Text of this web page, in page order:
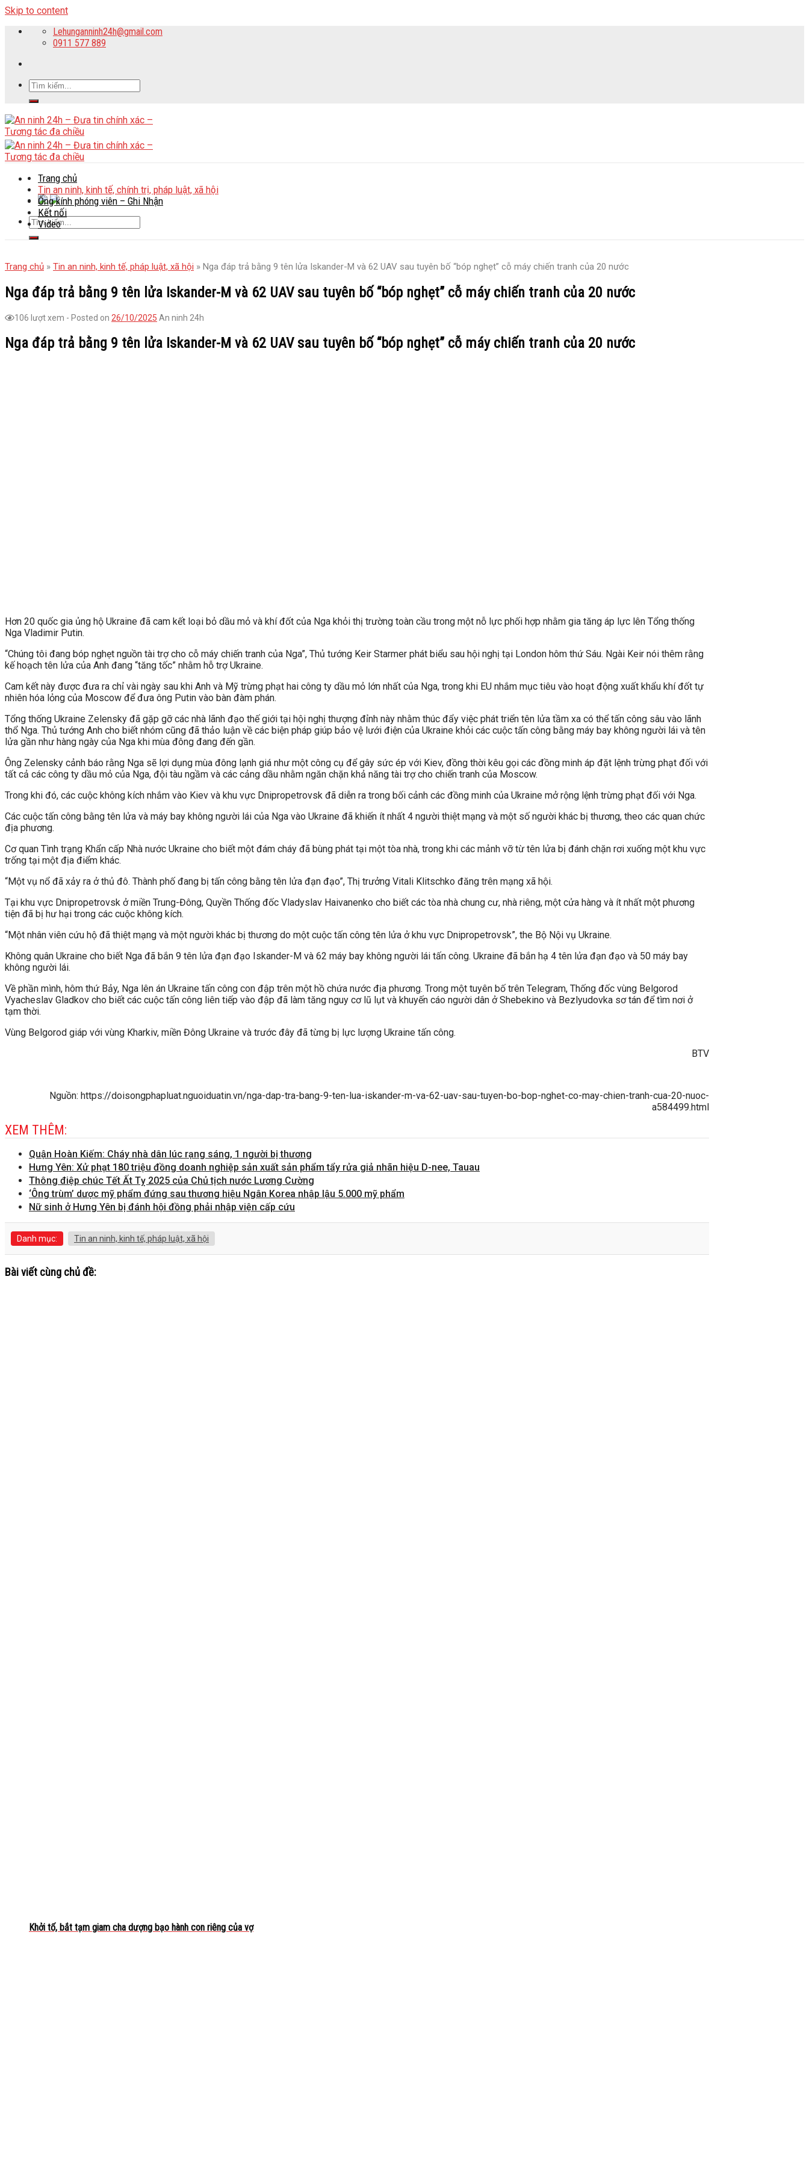
Skip to content
Lehunganninh24h@gmail.com
0911 577 889
Trang chủ
Tin an ninh, kinh tế, chính trị, pháp luật, xã hội
Ống kính phóng viên – Ghi Nhận
Kết nối
Video
Trang chủ » Tin an ninh, kinh tế, pháp luật, xã hội » Nga đáp trả bằng 9 tên lửa Iskander-M và 62 UAV sau tuyên bố “bóp nghẹt” cỗ máy chiến tranh của 20 nước
Nga đáp trả bằng 9 tên lửa Iskander-M và 62 UAV sau tuyên bố “bóp nghẹt” cỗ máy chiến tranh của 20 nước
106 lượt xem - Posted on 26/10/2025 An ninh 24h
Nga đáp trả bằng 9 tên lửa Iskander-M và 62 UAV sau tuyên bố “bóp nghẹt” cỗ máy chiến tranh của 20 nước
Hơn 20 quốc gia ủng hộ Ukraine đã cam kết loại bỏ dầu mỏ và khí đốt của Nga khỏi thị trường toàn cầu trong một nỗ lực phối hợp nhằm gia tăng áp lực lên Tổng thống
Nga Vladimir Putin.
“Chúng tôi đang bóp nghẹt nguồn tài trợ cho cỗ máy chiến tranh của Nga”, Thủ tướng Keir Starmer phát biểu sau hội nghị tại London hôm thứ Sáu. Ngài Keir nói thêm rằng
kế hoạch tên lửa của Anh đang “tăng tốc” nhằm hỗ trợ Ukraine.
Cam kết này được đưa ra chỉ vài ngày sau khi Anh và Mỹ trừng phạt hai công ty dầu mỏ lớn nhất của Nga, trong khi EU nhắm mục tiêu vào hoạt động xuất khẩu khí đốt tự
nhiên hóa lỏng của Moscow để đưa ông Putin vào bàn đàm phán.
Tổng thống Ukraine Zelensky đã gặp gỡ các nhà lãnh đạo thế giới tại hội nghị thượng đỉnh này nhằm thúc đẩy việc phát triển tên lửa tầm xa có thể tấn công sâu vào lãnh
thổ Nga. Thủ tướng Anh cho biết nhóm cũng đã thảo luận về các biện pháp giúp bảo vệ lưới điện của Ukraine khỏi các cuộc tấn công bằng máy bay không người lái và tên
lửa gần như hàng ngày của Nga khi mùa đông đang đến gần.
Ông Zelensky cảnh báo rằng Nga sẽ lợi dụng mùa đông lạnh giá như một công cụ để gây sức ép với Kiev, đồng thời kêu gọi các đồng minh áp đặt lệnh trừng phạt đối với
tất cả các công ty dầu mỏ của Nga, đội tàu ngầm và các cảng dầu nhằm ngăn chặn khả năng tài trợ cho chiến tranh của Moscow.
Trong khi đó, các cuộc không kích nhắm vào Kiev và khu vực Dnipropetrovsk đã diễn ra trong bối cảnh các đồng minh của Ukraine mở rộng lệnh trừng phạt đối với Nga.
Các cuộc tấn công bằng tên lửa và máy bay không người lái của Nga vào Ukraine đã khiến ít nhất 4 người thiệt mạng và một số người khác bị thương, theo các quan chức
địa phương.
Cơ quan Tình trạng Khẩn cấp Nhà nước Ukraine cho biết một đám cháy đã bùng phát tại một tòa nhà, trong khi các mảnh vỡ từ tên lửa bị đánh chặn rơi xuống một khu vực
trống tại một địa điểm khác.
“Một vụ nổ đã xảy ra ở thủ đô. Thành phố đang bị tấn công bằng tên lửa đạn đạo”, Thị trưởng Vitali Klitschko đăng trên mạng xã hội.
Tại khu vực Dnipropetrovsk ở miền Trung-Đông, Quyền Thống đốc Vladyslav Haivanenko cho biết các tòa nhà chung cư, nhà riêng, một cửa hàng và ít nhất một phương
tiện đã bị hư hại trong các cuộc không kích.
“Một nhân viên cứu hộ đã thiệt mạng và một người khác bị thương do một cuộc tấn công tên lửa ở khu vực Dnipropetrovsk”, the Bộ Nội vụ Ukraine.
Không quân Ukraine cho biết Nga đã bắn 9 tên lửa đạn đạo Iskander-M và 62 máy bay không người lái tấn công. Ukraine đã bắn hạ 4 tên lửa đạn đạo và 50 máy bay
không người lái.
Về phần mình, hôm thứ Bảy, Nga lên án Ukraine tấn công con đập trên một hồ chứa nước địa phương. Trong một tuyên bố trên Telegram, Thống đốc vùng Belgorod
Vyacheslav Gladkov cho biết các cuộc tấn công liên tiếp vào đập đã làm tăng nguy cơ lũ lụt và khuyến cáo người dân ở Shebekino và Bezlyudovka sơ tán để tìm nơi ở
tạm thời.
Vùng Belgorod giáp với vùng Kharkiv, miền Đông Ukraine và trước đây đã từng bị lực lượng Ukraine tấn công.
BTV
Nguồn: https://doisongphapluat.nguoiduatin.vn/nga-dap-tra-bang-9-ten-lua-iskander-m-va-62-uav-sau-tuyen-bo-bop-nghet-co-may-chien-tranh-cua-20-nuoc-
a584499.html
XEM THÊM:
Quận Hoàn Kiếm: Cháy nhà dân lúc rạng sáng, 1 người bị thương
Hưng Yên: Xử phạt 180 triệu đồng doanh nghiệp sản xuất sản phẩm tẩy rửa giả nhãn hiệu D-nee, Tauau
Thông điệp chúc Tết Ất Tỵ 2025 của Chủ tịch nước Lương Cường
‘Ông trùm’ dược mỹ phẩm đứng sau thương hiệu Ngân Korea nhập lậu 5.000 mỹ phẩm
Nữ sinh ở Hưng Yên bị đánh hội đồng phải nhập viện cấp cứu
Danh mục: Tin an ninh, kinh tế, pháp luật, xã hội
Bài viết cùng chủ đề:
Khởi tố, bắt tạm giam cha dượng bạo hành con riêng của vợ